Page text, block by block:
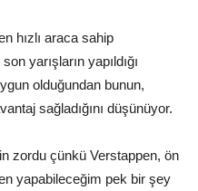
hızlı araca sahip
yarışların yapıldığı
olduğundan bunun,
sağladığını düşünüyor.
zordu çünkü Verstappen, ön
yapabileceğim pek bir şey